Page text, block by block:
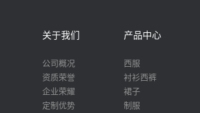
关于我们
公司概况
资质荣誉
企业荣耀
定制优势
产品中心
西服
衬衫西裤
裙子
制服